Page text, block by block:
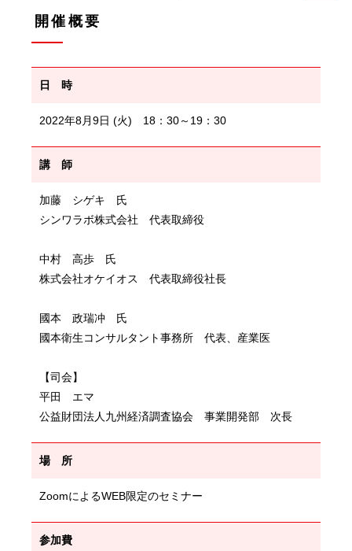
開催概要
日 時
2022年8月9日 (火) 18：30～19：30
講 師
加藤 シゲキ 氏
シンワラボ株式会社 代表取締役
中村 高歩 氏
株式会社オケイオス 代表取締役社長
國本 政瑞冲 氏
國本衛生コンサルタント事務所 代表、産業医
【司会】
平田 エマ
公益財団法人九州経済調査協会 事業開発部 次長
場 所
ZoomによるWEB限定のセミナー
参加費